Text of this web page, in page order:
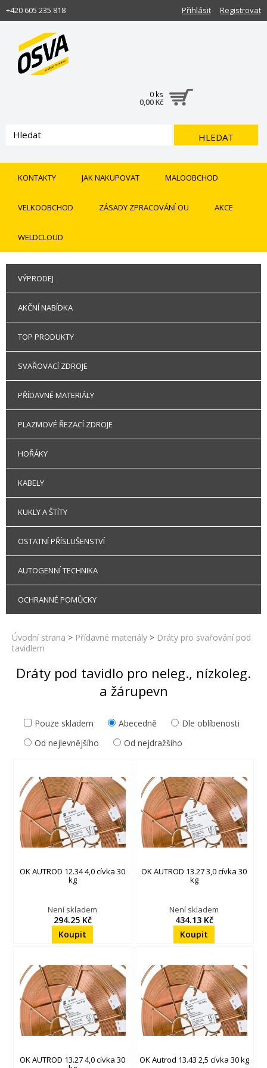
+420 605 235 818 Registrovat
Přihlásit
0 ks
0,00 Kč
HLEDAT
KONTAKTY JAK NAKUPOVAT MALOOBCHOD
VELKOOBCHOD ZÁSADY ZPRACOVÁNÍ OU AKCE
WELDCLOUD
VÝPRODEJ
AKČNÍ NABÍDKA
TOP PRODUKTY
SVAŘOVACÍ ZDROJE
PŘÍDAVNÉ MATERIÁLY
PLAZMOVÉ ŘEZACÍ ZDROJE
HOŘÁKY
KABELY
KUKLY A ŠTÍTY
OSTATNÍ PŘÍSLUŠENSTVÍ
AUTOGENNÍ TECHNIKA
OCHRANNÉ POMŮCKY
Úvodní strana > Přídavné materiály > Dráty pro svařování pod
tavidlem
Dráty pod tavidlo pro neleg., nízkoleg.
a žárupevn
Pouze skladem Abecedně
Dle oblíbenosti
Od nejlevnějšího
Od nejdražšího
OK AUTROD 12.34 4,0 cívka 30
kg
Není skladem
294.25 Kč
OK AUTROD 13.27 3,0 cívka 30
kg
Není skladem
434.13 Kč
OK AUTROD 13.27 4,0 cívka 30 OK Autrod 13.43 2,5 cívka 30 kg